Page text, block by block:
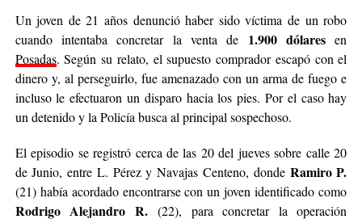
Un joven de 21 años denunció haber sido víctima de un robo
cuando intentaba concretar la venta de 1.900 dólares en
Posadas. Según su relato, el supuesto comprador escapó con el
dinero y, al perseguirlo, fue amenazado con un arma de fuego e
incluso le efectuaron un disparo hacia los pies. Por el caso hay
un detenido y la Policía busca al principal sospechoso.
El episodio se registró cerca de las 20 del jueves sobre calle 20
de Junio, entre L. Pérez y Navajas Centeno, donde Ramiro P.
(21) había acordado encontrarse con un joven identificado como
Rodrigo Alejandro R.(22), para concretar la operación